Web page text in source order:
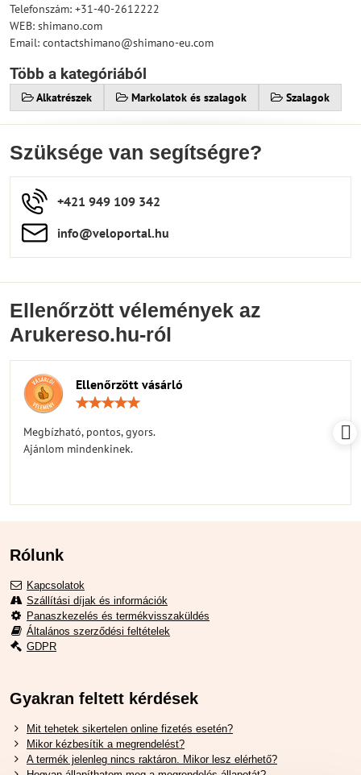
Telefonszám: +31-40-2612222
WEB: shimano.com
Email: contactshimano@shimano-eu.com
Több a kategóriából
Alkatrészek Markolatok és szalagok Szalagok
Szüksége van segítségre?
+421 949 109 342
info​​@veloportal​.hu
Ellenőrzött vélemények az
Arukereso.hu-ról
Ellenőrzött vásárló
Megbízható, pontos, gyors.
Ajánlom mindenkinek.
Rólunk
Kapcsolatok
Szállítási díjak és információk
Panaszkezelés és termékvisszaküldés
Általános szerződési feltételek
GDPR
Gyakran feltett kérdések
Mit tehetek sikertelen online fizetés esetén?
Mikor kézbesítik a megrendelést?
A termék jelenleg nincs raktáron. Mikor lesz elérhető?